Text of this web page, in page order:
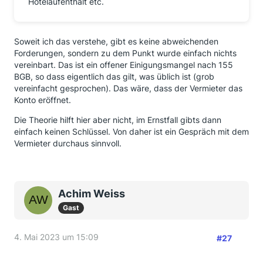
Soweit ich das verstehe, gibt es keine abweichenden
Forderungen, sondern zu dem Punkt wurde einfach nichts
vereinbart. Das ist ein offener Einigungsmangel nach 155
BGB, so dass eigentlich das gilt, was üblich ist (grob
vereinfacht gesprochen). Das wäre, dass der Vermieter das
Konto eröffnet.
Die Theorie hilft hier aber nicht, im Ernstfall gibts dann
einfach keinen Schlüssel. Von daher ist ein Gespräch mit dem
Vermieter durchaus sinnvoll.
Achim Weiss
Gast
4. Mai 2023 um 15:09 #27